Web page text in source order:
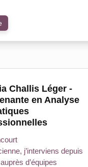
Challis Léger -
en Analyse
j’interviens depuis
d’équipes